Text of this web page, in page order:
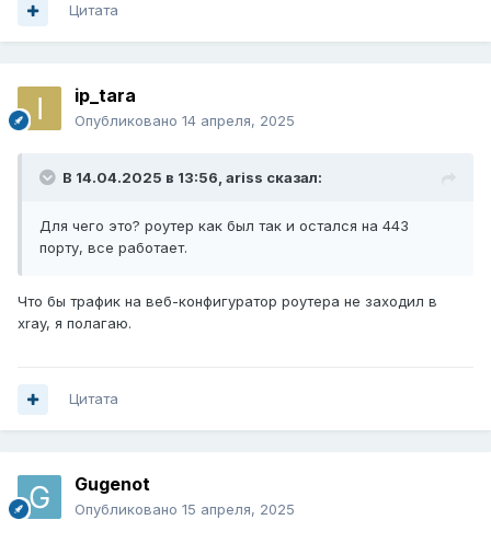
Цитата
ip_tara
Опубликовано 14 апреля, 2025
В 14.04.2025 в 13:56, ariss сказал:
Для чего это? роутер как был так и остался на 443
порту, все работает.
Что бы трафик на веб-конфигуратор роутера не заходил в
xray, я полагаю.
Цитата
Gugenot
Опубликовано 15 апреля, 2025